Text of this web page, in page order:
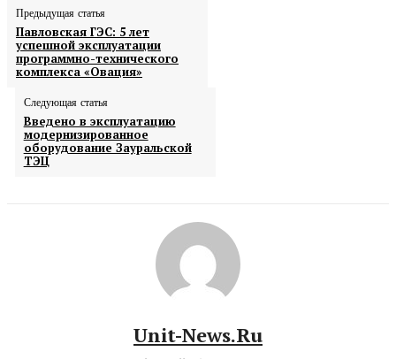
Предыдущая статья
Павловская ГЭС: 5 лет
успешной эксплуатации
программно-технического
комплекса «Овация»
Следующая статья
Введено в эксплуатацию
модернизированное
оборудование Зауральской
ТЭЦ
Unit-News.ru